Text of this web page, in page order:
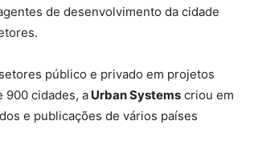
de desenvolvimento da cidade
público e privado em projetos
900 cidades, a Urban Systems criou em
e publicações de vários países